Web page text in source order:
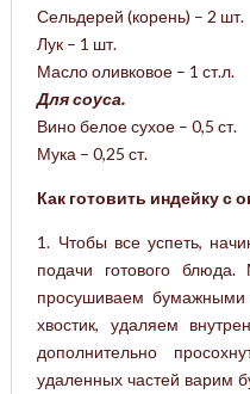
Сельдерей (корень) – 2 шт.
Лук – 1 шт.
Масло оливковое – 1 ст.л.
Для соуса.
Вино белое сухое – 0,5 ст.
Мука – 0,25 ст.
Как готовить индейку
1. Чтобы все успеть,
подачи готового
просушиваем
хвостик, удаляем
дополнительно
удаленных частей варим